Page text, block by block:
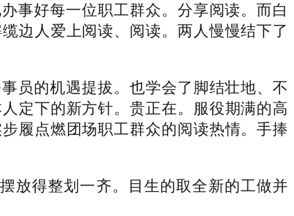
好每一位职工群众。分享阅读。而白
边人爱上阅读、阅读。两人慢慢结下了
员的机遇提拔。也学会了脚结壮地、不
定下的新方针。贵正在。服役期满的高
履点燃团场职工群众的阅读热情。手捧
得整划一齐。目生的取全新的工做并